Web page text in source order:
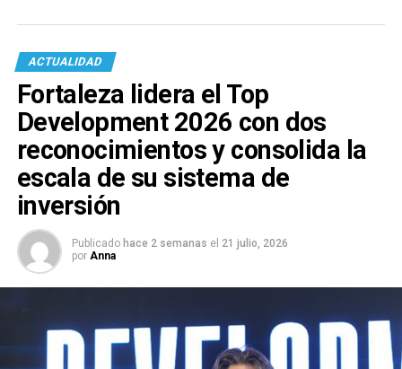
ACTUALIDAD
Fortaleza lidera el Top
Development 2026 con dos
reconocimientos y consolida la
escala de su sistema de
inversión
Publicado hace 2 semanas el 21 julio, 2026
por Anna